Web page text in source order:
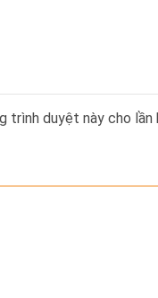
trình duyệt này cho lần